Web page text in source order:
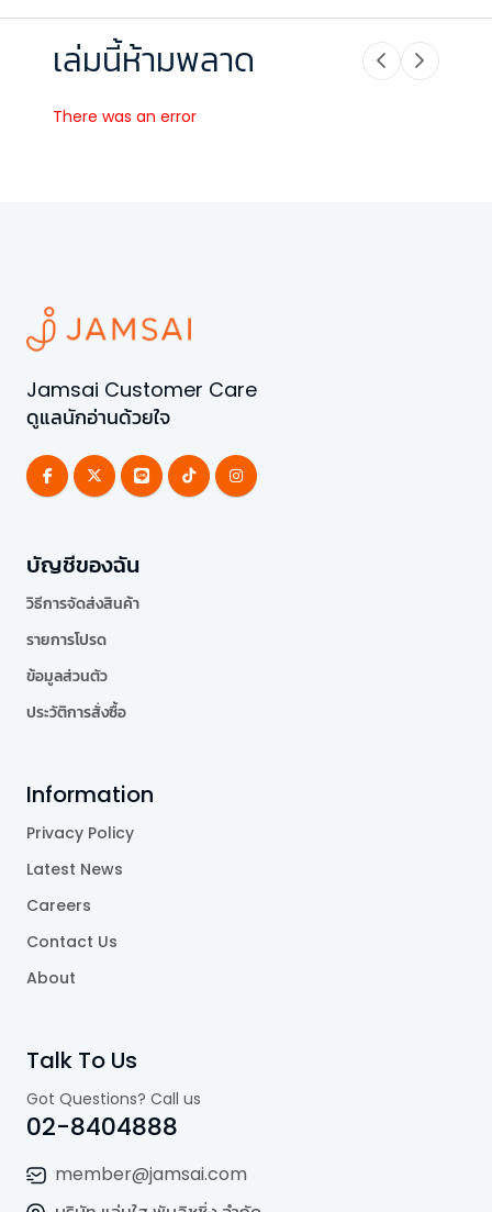
เล่มนี้ห้ามพลาด
There was an error
Jamsai Customer Care
ดูแลนักอ่านด้วยใจ
บัญชีของฉัน
วิธีการจัดส่งสินค้า
รายการโปรด
ข้อมูลส่วนตัว
ประวัติการสั่งซื้อ
Information
Privacy Policy
Latest News
Careers
Contact Us
About
Talk To Us
Got Questions? Call us
02-8404888
member@jamsai.com